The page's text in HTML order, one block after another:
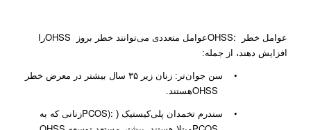
عوامل خطر OHSS:عوامل متعددی می‌توانند خطر بروز OHSSرا
افزایش دهند، از جمله:
• سن جوان‌تر: زنان زیر ۳۵ سال بیشتر در معرض خطر
OHSSهستند.
• سندرم تخمدان پلی‌کیستیک (PCOS):زنانی که به